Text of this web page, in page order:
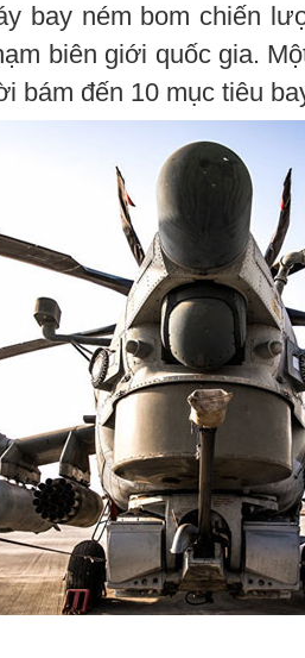
bay ném bom chiến
biên giới quốc gia.
bám đến 10 mục tiêu